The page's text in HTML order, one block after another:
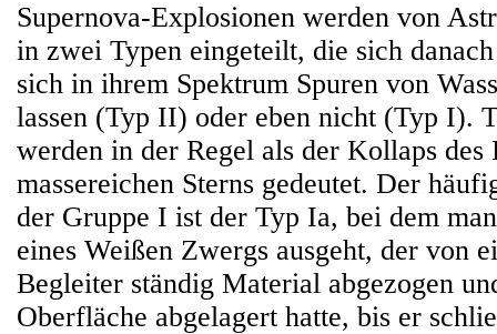
Supernova-Explosionen werden von
in zwei Typen eingeteilt, die sich
sich in ihrem Spektrum Spuren von
lassen (Typ II) oder eben nicht (Typ I).
werden in der Regel als der Kollaps des
massereichen Sterns gedeutet. Der
der Gruppe I ist der Typ Ia, bei dem
eines Weißen Zwergs ausgeht, der von
Begleiter ständig Material abgezogen
Oberfläche abgelagert hatte, bis er